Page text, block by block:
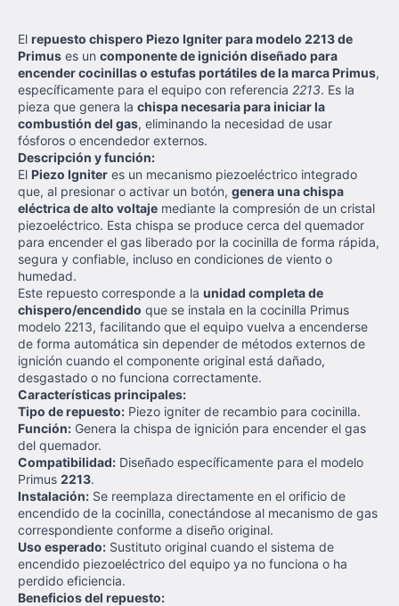
El repuesto chispero Piezo Igniter para modelo 2213 de
Primus es un componente de ignición diseñado para
encender cocinillas o estufas portátiles de la marca Primus,
específicamente para el equipo con referencia 2213. Es la
pieza que genera la chispa necesaria para iniciar la
combustión del gas, eliminando la necesidad de usar
fósforos o encendedor externos.
Descripción y función:
El Piezo Igniter es un mecanismo piezoeléctrico integrado
que, al presionar o activar un botón, genera una chispa
eléctrica de alto voltaje mediante la compresión de un cristal
piezoeléctrico. Esta chispa se produce cerca del quemador
para encender el gas liberado por la cocinilla de forma rápida,
segura y confiable, incluso en condiciones de viento o
humedad.
Este repuesto corresponde a la unidad completa de
chispero/encendido que se instala en la cocinilla Primus
modelo 2213, facilitando que el equipo vuelva a encenderse
de forma automática sin depender de métodos externos de
ignición cuando el componente original está dañado,
desgastado o no funciona correctamente.
Características principales:
Tipo de repuesto: Piezo igniter de recambio para cocinilla.
Función: Genera la chispa de ignición para encender el gas
del quemador.
Compatibilidad: Diseñado específicamente para el modelo
Primus 2213.
Instalación: Se reemplaza directamente en el orificio de
encendido de la cocinilla, conectándose al mecanismo de gas
correspondiente conforme a diseño original.
Uso esperado: Sustituto original cuando el sistema de
encendido piezoeléctrico del equipo ya no funciona o ha
perdido eficiencia.
Beneficios del repuesto: